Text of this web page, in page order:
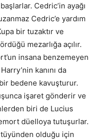
Cedric’in ayağı
Cedric’e yardım
bir tuzaktır ve
mezarlığa açılır.
insana benzemeyen
kanını da
bedene kavuşturur.
işaret gönderir ve
biri de Lucius
düelloya tutuşurlar.
tüyünden olduğu için